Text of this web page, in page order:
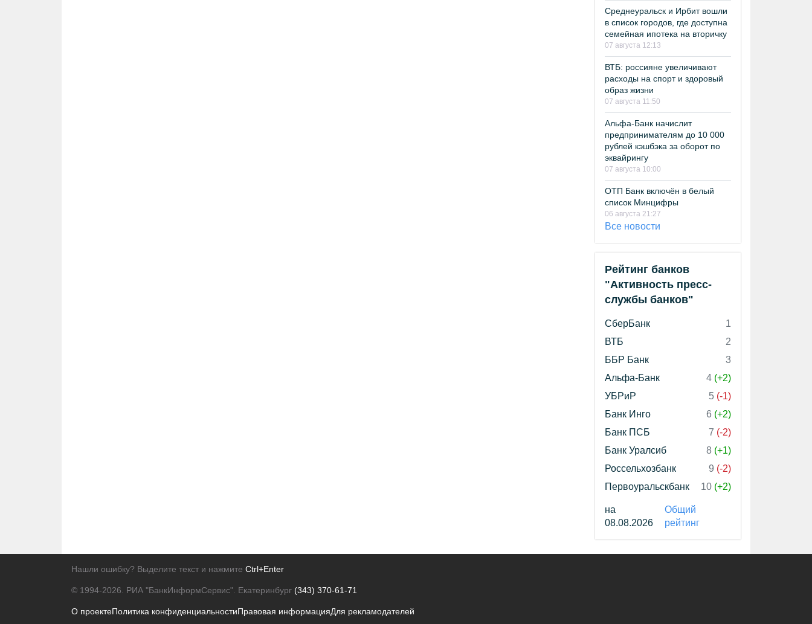
Среднеуральск и Ирбит вошли
в список городов, где доступна
семейная ипотека на вторичку
07 августа 12:13
ВТБ: россияне увеличивают
расходы на спорт и здоровый
образ жизни
07 августа 11:50
Альфа-Банк начислит
предпринимателям до 10 000
рублей кэшбэка за оборот по
эквайрингу
07 августа 10:00
ОТП Банк включён в белый
список Минцифры
06 августа 21:27
Все новости
Рейтинг банков
"Активность пресс-
службы банков"
СберБанк
1
ВТБ
2
ББР Банк
3
Альфа-Банк
4 (+2)
УБРиР
5 (-1)
Банк Инго
6 (+2)
Банк ПСБ
7 (-2)
Банк Уралсиб
8 (+1)
Россельхозбанк
9 (-2)
Первоуральскбанк
10 (+2)
на
08.08.2026
Общий
рейтинг
Нашли ошибку? Выделите текст и нажмите Ctrl+Enter
© 1994-2026. РИА "БанкИнформСервис". Екатеринбург (343) 370-61-71
О проектеПолитика конфиденциальностиПравовая информацияДля рекламодателей